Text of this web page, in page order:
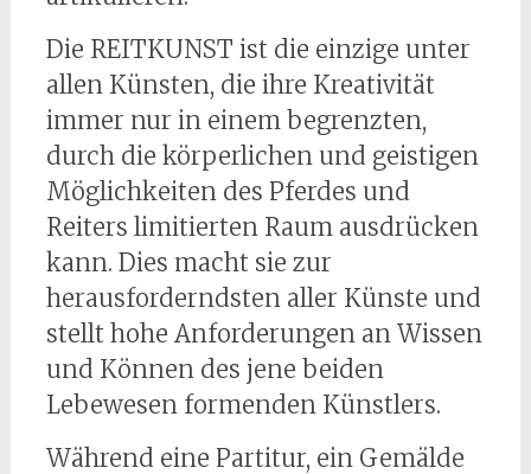
Die REITKUNST ist die einzige unter
allen Künsten, die ihre Kreativität
immer nur in einem begrenzten,
durch die körperlichen und geistigen
Möglichkeiten des Pferdes und
Reiters limitierten Raum ausdrücken
kann. Dies macht sie zur
herausforderndsten aller Künste und
stellt hohe Anforderungen an Wissen
und Können des jene beiden
Lebewesen formenden Künstlers.
Während eine Partitur, ein Gemälde